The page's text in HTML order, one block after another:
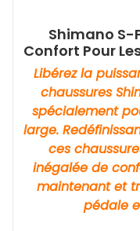
Shimano S-
Confort Pour
Libérez la
chaussures
spécialement
large.
ces
inégalée de
maintenant et
pédale